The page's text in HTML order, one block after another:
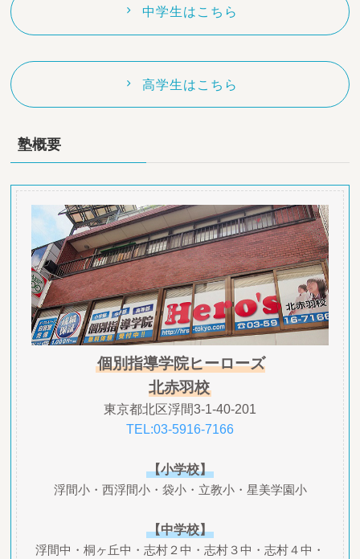
中学生はこちら
高学生はこちら
塾概要
個別指導学院ヒーローズ
北赤羽校
東京都北区浮間3-1-40-201
TEL:03-5916-7166
【小学校】
浮間小・西浮間小・袋小・立教小・星美学園小
【中学校】
浮間中・桐ヶ丘中・志村２中・志村３中・志村４中・